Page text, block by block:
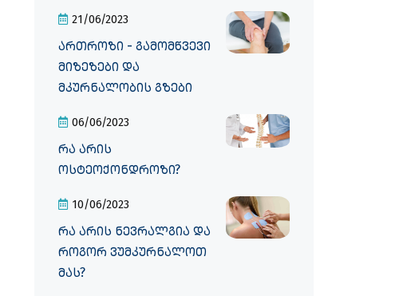
21/06/2023
ართროზი - გამომწვევი
მიზეზები და
მკურნალობის გზები
06/06/2023
რა არის
ოსტეოქონდროზი?
10/06/2023
რა არის ნევრალგია და
როგორ ვუმკურნალოთ
მას?